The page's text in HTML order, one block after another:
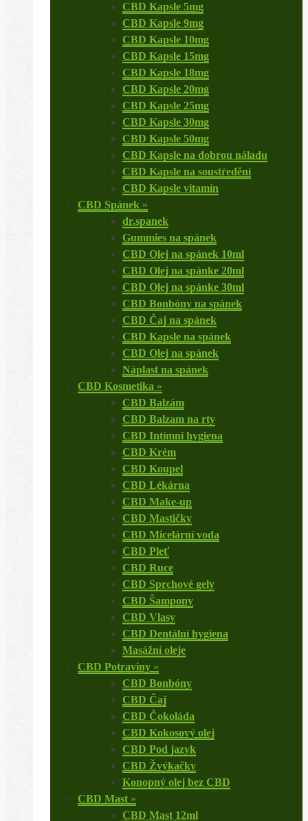
CBD Kapsle 5mg
CBD Kapsle 9mg
CBD Kapsle 10mg
CBD Kapsle 15mg
CBD Kapsle 18mg
CBD Kapsle 20mg
CBD Kapsle 25mg
CBD Kapsle 30mg
CBD Kapsle 50mg
CBD Kapsle na dobrou náladu
CBD Kapsle na soustŕedění
CBD Kapsle vitamín
CBD Spánek »
dr.spanek
Gummies na spánek
CBD Olej na spánek 10ml
CBD Olej na spánke 20ml
CBD Olej na spánke 30ml
CBD Bonbóny na spánek
CBD Čaj na spánek
CBD Kapsle na spánek
CBD Olej na spánek
Náplast na spánek
CBD Kosmetika »
CBD Balzám
CBD Balzam na rty
CBD Intímní hygiena
CBD Krém
CBD Koupel
CBD Lékárna
CBD Make-up
CBD Mastičky
CBD Micelární voda
CBD Pleť
CBD Ruce
CBD Sprchové gely
CBD Šampony
CBD Vlasy
CBD Dentální hygiena
Masážní oleje
CBD Potraviny »
CBD Bonbóny
CBD Čaj
CBD Čokoláda
CBD Kokosový olej
CBD Pod jazyk
CBD Žvýkačky
Konopný olej bez CBD
CBD Mast »
CBD Mast 12ml